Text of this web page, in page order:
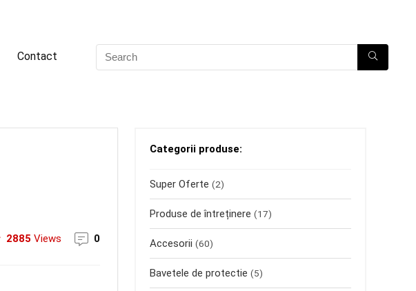
Contact
2885 Views 0
Categorii produse:
Super Oferte (2)
Produse de întreținere (17)
Accesorii (60)
Bavetele de protectie (5)